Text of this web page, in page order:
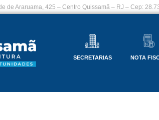
de Araruama, 425 – Centro Quissamã – RJ – Cep:
SECRETARIAS NOTA